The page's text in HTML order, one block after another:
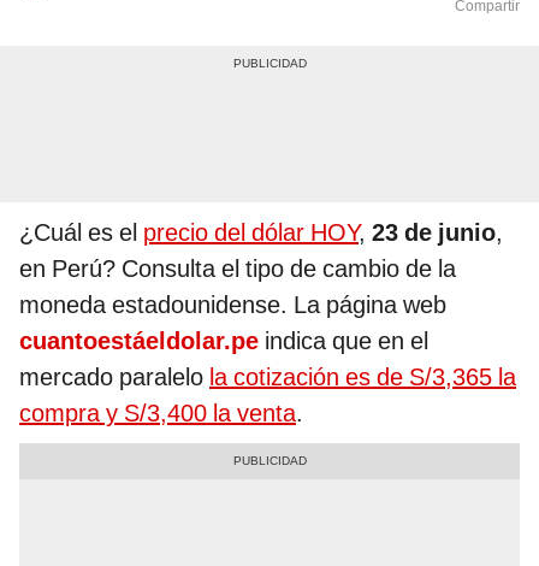
Compartir
¿Cuál es el precio del dólar HOY, 23 de junio,
en Perú? Consulta el tipo de cambio de la
moneda estadounidense. La página web
cuantoestáeldolar.pe indica que en el
mercado paralelo la cotización es de S/3,365 la
compra y S/3,400 la venta.